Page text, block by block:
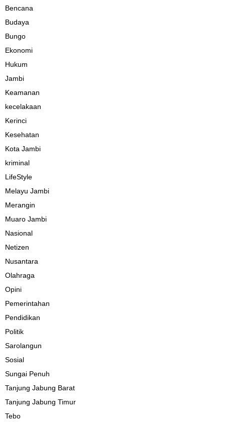
Bencana
Budaya
Bungo
Ekonomi
Hukum
Jambi
Keamanan
kecelakaan
Kerinci
Kesehatan
Kota Jambi
kriminal
LifeStyle
Melayu Jambi
Merangin
Muaro Jambi
Nasional
Netizen
Nusantara
Olahraga
Opini
Pemerintahan
Pendidikan
Politik
Sarolangun
Sosial
Sungai Penuh
Tanjung Jabung Barat
Tanjung Jabung Timur
Tebo